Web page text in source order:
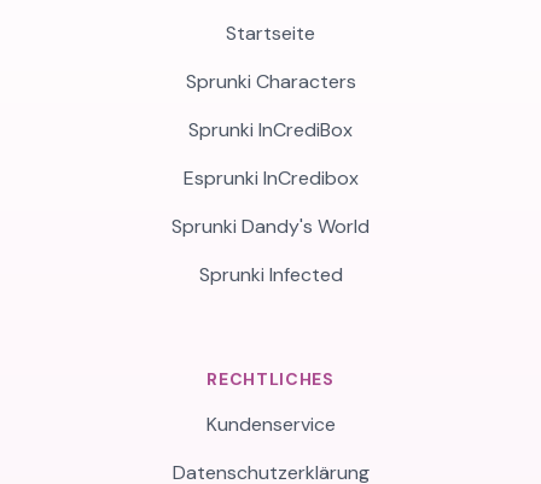
Startseite
Sprunki Characters
Sprunki InCrediBox
Esprunki InCredibox
Sprunki Dandy's World
Sprunki Infected
RECHTLICHES
Kundenservice
Datenschutzerklärung